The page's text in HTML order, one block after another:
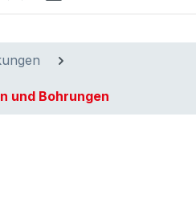
und Bohrungen